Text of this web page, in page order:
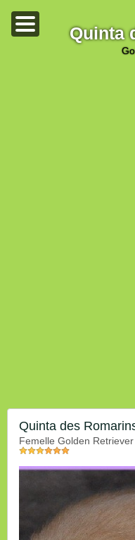
Quinta
Quinta des
femelle Golden